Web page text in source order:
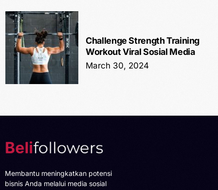
Challenge Strength Training
Workout Viral Sosial Media
March 30, 2024
Membantu meningkatkan potensi
bisnis Anda melalui media sosial